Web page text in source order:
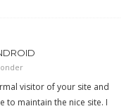
visitor of your site and
to maintain the nice site. I